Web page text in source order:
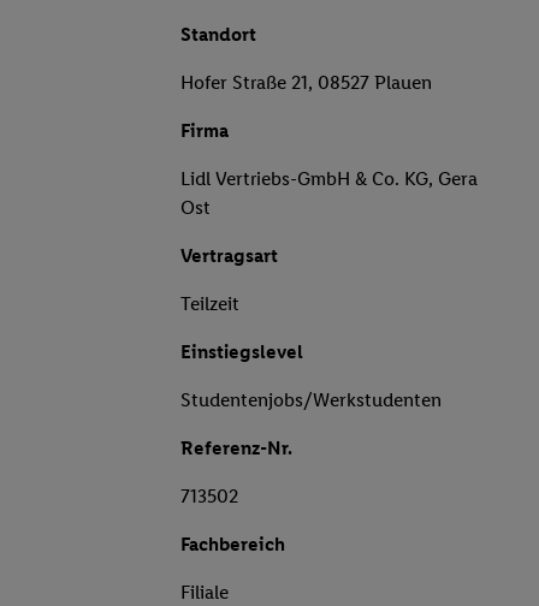
Standort
Hofer Straße 21, 08527 Plauen
Firma
Lidl Vertriebs-GmbH & Co. KG, Gera
Ost
Vertragsart
Teilzeit
Einstiegslevel
Studentenjobs/Werkstudenten
Referenz-Nr.
713502
Fachbereich
Filiale